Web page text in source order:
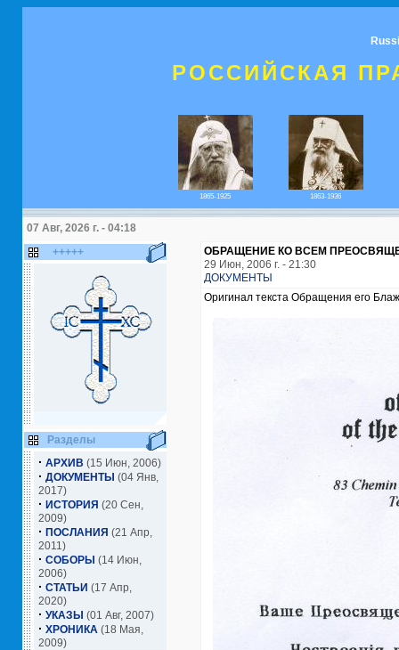
РОССИЙСКАЯ
1865-1925 1863-1936
07 Авг, 2026 г. - 04:18
+++++
Разделы
· АРХИВ (15 Июн, 2006)
· ДОКУМЕНТЫ (04 Янв,
2017)
· ИСТОРИЯ (20 Сен,
2009)
· ПОСЛАНИЯ (21 Апр,
2011)
· СОБОРЫ (14 Июн,
2006)
· СТАТЬИ (17 Апр,
2020)
· УКАЗЫ (01 Авг, 2007)
· ХРОНИКА (18 Мая,
2009)
ОБРАЩЕНИЕ КО ВСЕМ
29 Июн, 2006 г. - 21:30
ДОКУМЕНТЫ
Оригинал текста Обращения его